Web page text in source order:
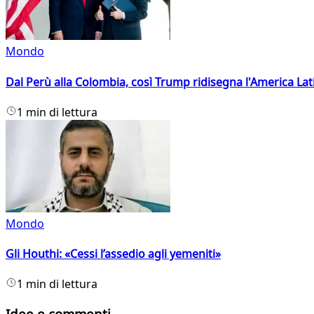
Mondo
Dal Perù alla Colombia, così Trump ridisegna l'America
1 min di lettura
Mondo
Gli Houthi: «Cessi l’assedio agli yemeniti»
1 min di lettura